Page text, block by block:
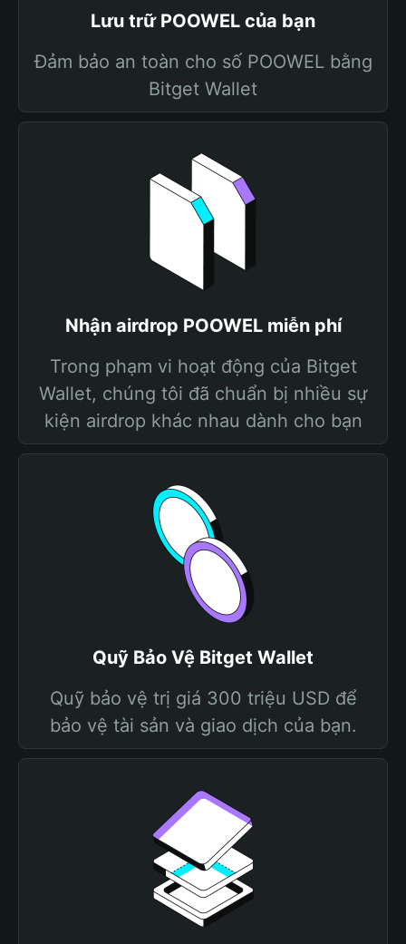
Lưu trữ POOWEL của bạn
Đảm bảo an toàn cho số POOWEL bằng
Bitget Wallet
Nhận airdrop POOWEL miễn phí
Trong phạm vi hoạt động của Bitget
Wallet, chúng tôi đã chuẩn bị nhiều sự
kiện airdrop khác nhau dành cho bạn
Quỹ Bảo Vệ Bitget Wallet
Quỹ bảo vệ trị giá 300 triệu USD để
bảo vệ tài sản và giao dịch của bạn.